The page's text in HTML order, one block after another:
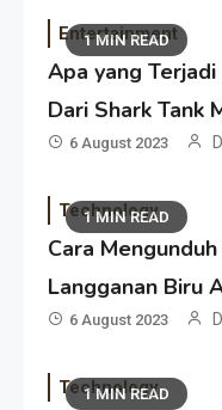
1 MIN READ
Entertainment
Apa yang
Dari Shark Tank
6 August 2023
1 MIN READ
Technology
Cara
Langganan Biru
6 August 2023
1 MIN READ
Technology